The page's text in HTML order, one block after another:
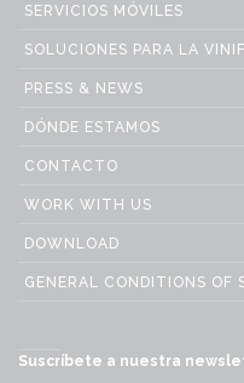
SERVICIOS MÓVILES
SOLUCIONES PARA LA
PRESS & NEWS
DÓNDE ESTAMOS
CONTACTO
WORK WITH US
DOWNLOAD
GENERAL CONDITIONS OF
Suscríbete a nuestra